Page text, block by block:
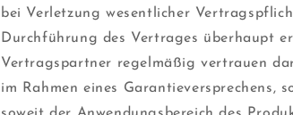
bei Verletzung wesentlicher
Durchführung des Vertrages überhaupt
Vertragspartner regelmäßig vertrauen
im Rahmen eines Garantieversprechens,